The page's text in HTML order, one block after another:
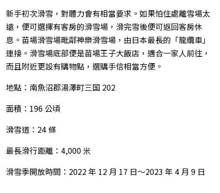
新手初次滑雪，對體力會有相當要求。如果怕住處離雪場太
遠，便可選擇有客房的滑雪場，滑完雪後便可返回客房休
息。苗場滑雪場毗鄰神樂滑雪場，由日本最長的「龍纜車」
連接。滑雪場底部便是苗場王子大飯店，適合一家人前往，
而且附近更設有購物點，選購手信相當方便。
地點：南魚沼郡湯澤町三国 202
面積：196 公頃
滑雪道：24 條
最長滑行距離：4,000 米
滑雪季開放時間：2022 年 12 月 17 日～2023 年 4 月 9 日